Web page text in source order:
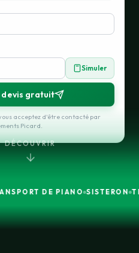
Simuler
gratuit
acceptez d'être contacté par
Picard.
DÉCOUVRIR
DE PIANO SISTERON